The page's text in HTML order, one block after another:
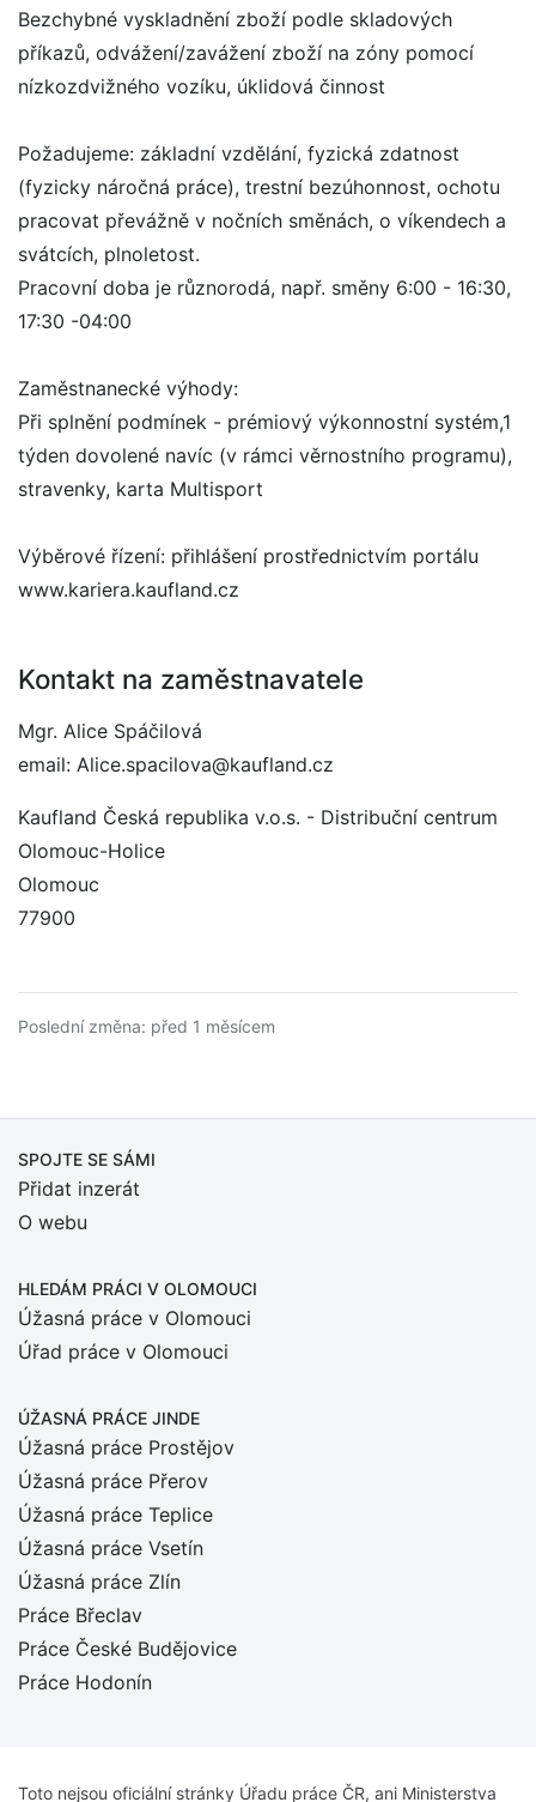
Bezchybné vyskladnění zboží podle skladových
příkazů, odvážení/zavážení zboží na zóny pomocí
nízkozdvižného vozíku, úklidová činnost
Požadujeme: základní vzdělání, fyzická zdatnost
(fyzicky náročná práce), trestní bezúhonnost, ochotu
pracovat převážně v nočních směnách, o víkendech a
svátcích, plnoletost.
Pracovní doba je různorodá, např. směny 6:00 - 16:30,
17:30 -04:00
Zaměstnanecké výhody:
Při splnění podmínek - prémiový výkonnostní systém,1
týden dovolené navíc (v rámci věrnostního programu),
stravenky, karta Multisport
Výběrové řízení: přihlášení prostřednictvím portálu
www.kariera.kaufland.cz
Kontakt na zaměstnavatele
Mgr. Alice Spáčilová
email: Alice.spacilova@kaufland.cz
Kaufland Česká republika v.o.s. - Distribuční centrum
Olomouc-Holice
Olomouc
77900
Poslední změna: před 1 měsícem
SPOJTE SE SÁMI
Přidat inzerát
O webu
HLEDÁM PRÁCI V OLOMOUCI
Úžasná práce v Olomouci
Úřad práce v Olomouci
ÚŽASNÁ PRÁCE JINDE
Úžasná práce Prostějov
Úžasná práce Přerov
Úžasná práce Teplice
Úžasná práce Vsetín
Úžasná práce Zlín
Práce Břeclav
Práce České Budějovice
Práce Hodonín
Toto nejsou oficiální stránky Úřadu práce ČR, ani Ministerstva